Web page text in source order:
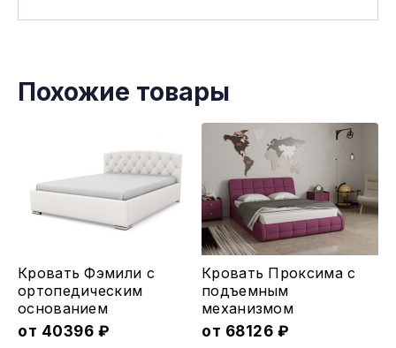
Похожие товары
Этот
товар
имеет
несколько
Кровать Фэмили с
ортопедическим
основанием
от 40396 ₽
Этот
товар
имеет
несколько
Кровать Проксима с
подъемным
меxанизмом
от 68126 ₽